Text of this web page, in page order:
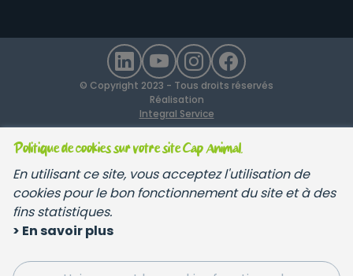
Politique de cookies sur votre site Cap Animal.
En utilisant ce site, vous acceptez l'utilisation de
cookies pour le bon fonctionnement du site et à des
fins statistiques.
> En savoir plus
© Copyright 2023 - Tous droits réservés
Réalisation
Integral Service